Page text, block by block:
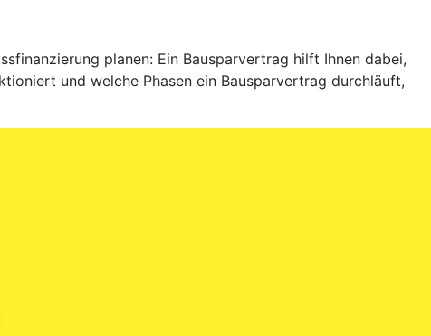
planen: Ein Bausparvertrag hilft Ihnen dabei,
und welche Phasen ein Bausparvertrag durchläuft,